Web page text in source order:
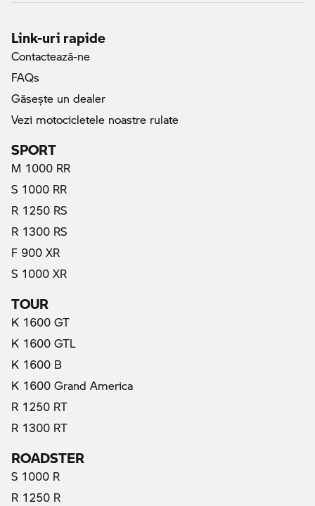
Link-uri rapide
Contactează-ne
FAQs
Găseşte un dealer
Vezi motocicletele noastre rulate
SPORT
M 1000 RR
S 1000 RR
R 1250 RS
R 1300 RS
F 900 XR
S 1000 XR
TOUR
K 1600 GT
K 1600 GTL
K 1600 B
K 1600 Grand America
R 1250 RT
R 1300 RT
ROADSTER
S 1000 R
R 1250 R